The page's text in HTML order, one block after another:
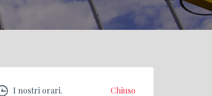
I nostri orari. Chiuso